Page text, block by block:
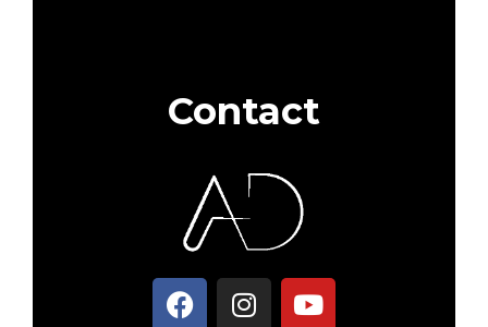
Contact